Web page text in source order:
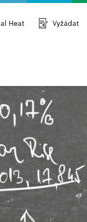
Heat Vyžádat